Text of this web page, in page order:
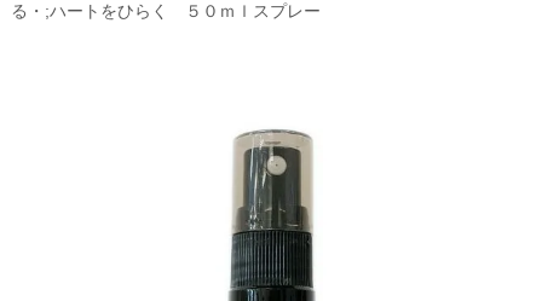
る・;ハートをひらく ５０ｍｌスプレー